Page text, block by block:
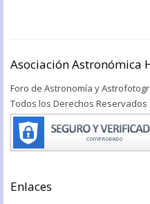
Asociación Astronómica
Foro de Astronomía y
Todos los Derechos Reservados
Enlaces